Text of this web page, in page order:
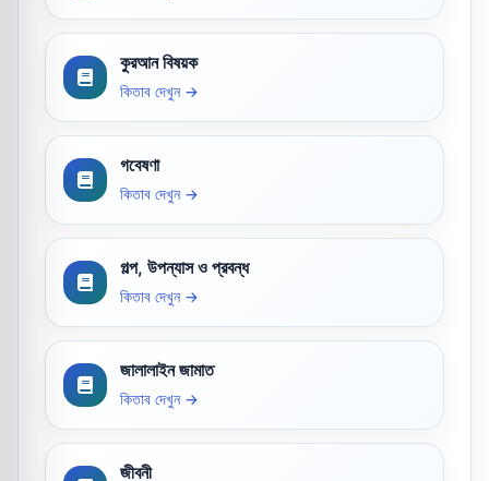
কুরআন বিষয়ক
কিতাব দেখুন →
গবেষণা
কিতাব দেখুন →
গল্প, উপন্যাস ও প্রবন্ধ
কিতাব দেখুন →
জালালাইন জামাত
কিতাব দেখুন →
জীবনী